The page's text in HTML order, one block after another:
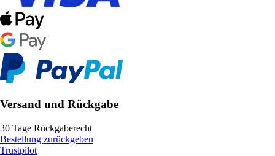
Versand und Rückgabe
30 Tage Rückgaberecht
Bestellung zurückgeben
Trustpilot